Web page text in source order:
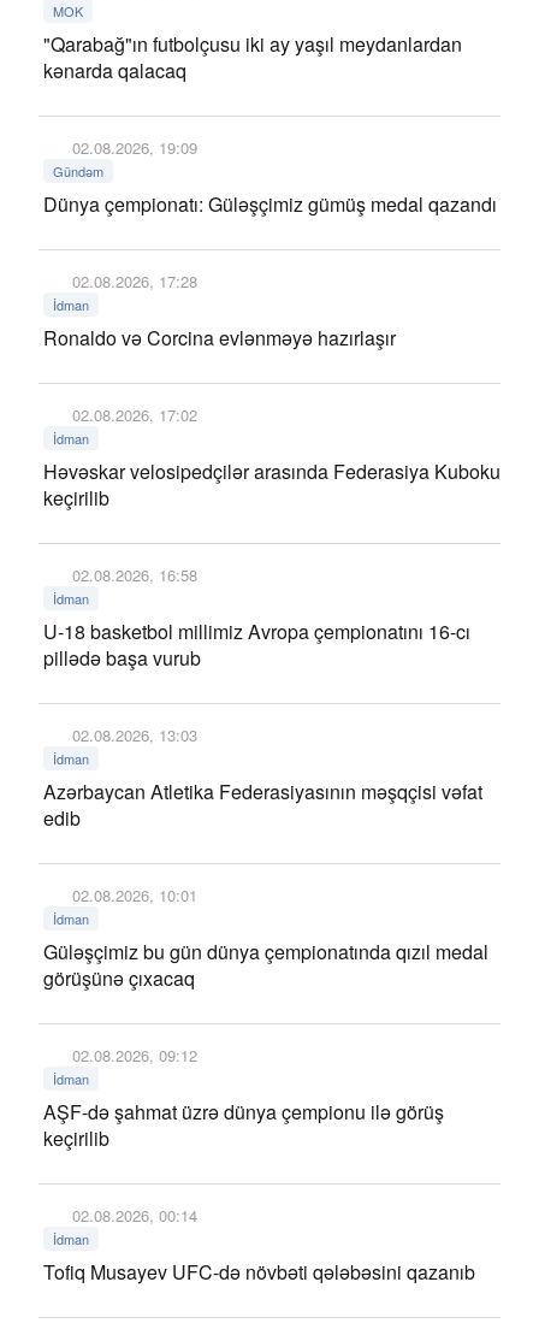
MOK
"Qarabağ"ın futbolçusu iki ay yaşıl meydanlardan
kənarda qalacaq
02.08.2026, 19:09
Gündəm
Dünya çempionatı: Güləşçimiz gümüş medal qazandı
02.08.2026, 17:28
İdman
Ronaldo və Corcina evlənməyə hazırlaşır
02.08.2026, 17:02
İdman
Həvəskar velosipedçilər arasında Federasiya Kuboku
keçirilib
02.08.2026, 16:58
İdman
U-18 basketbol millimiz Avropa çempionatını 16-cı
pillədə başa vurub
02.08.2026, 13:03
İdman
Azərbaycan Atletika Federasiyasının məşqçisi vəfat
edib
02.08.2026, 10:01
İdman
Güləşçimiz bu gün dünya çempionatında qızıl medal
görüşünə çıxacaq
02.08.2026, 09:12
İdman
AŞF-də şahmat üzrə dünya çempionu ilə görüş
keçirilib
02.08.2026, 00:14
İdman
Tofiq Musayev UFC-də növbəti qələbəsini qazanıb